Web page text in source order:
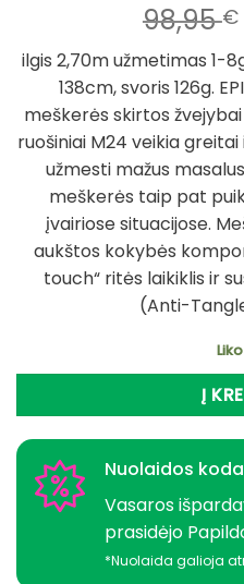
98,95€
ilgis 2,70m užmetimas 1-
138cm, svoris 126g.
meškerės skirtos
ruošiniai M24 veikia
užmesti mažus
meškerės taip pat
įvairiose situacijose.
aukštos kokybės
touch“ ritės laikiklis ir
(Anti-
Į
Nuolaidos
Vasaros
prasidėjo
*Nuolaida galioja